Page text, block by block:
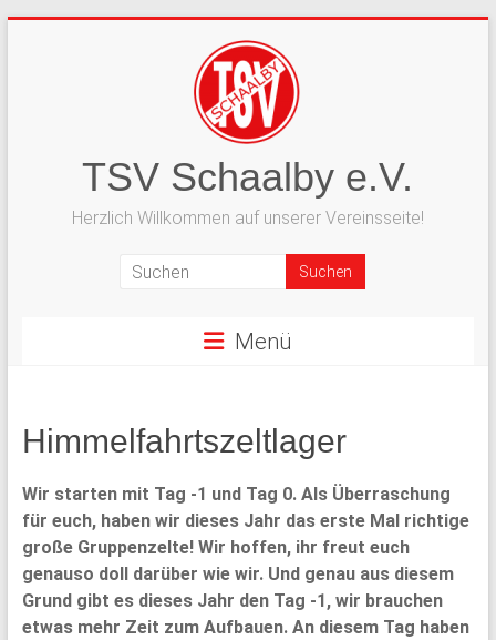
TSV Schaalby e.V.
Herzlich Willkommen auf unserer Vereinsseite!
Menü
Himmelfahrtszeltlager
Wir starten mit Tag -1 und Tag 0. Als Überraschung
für euch, haben wir dieses Jahr das erste Mal richtige
große Gruppenzelte! Wir hoffen, ihr freut euch
genauso doll darüber wie wir. Und genau aus diesem
Grund gibt es dieses Jahr den Tag -1, wir brauchen
etwas mehr Zeit zum Aufbauen. An diesem Tag haben